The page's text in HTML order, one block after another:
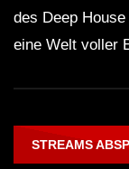
des Deep
eine Welt voller
STREAMS